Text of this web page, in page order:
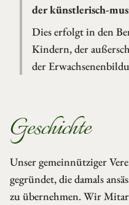
der künstlerisch-
Dies erfolgt in den
Kindern, der
der
Geschichte
Unser gemeinnütziger
gegründet, die damals
zu übernehmen. Wir